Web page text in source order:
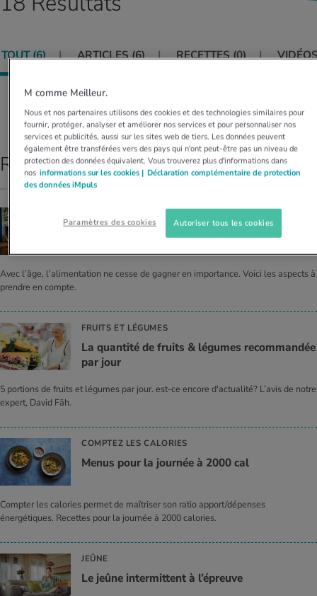
ACTUELS DANS LE DOMAINE ALIMENTATION
Calculateur d’IMC
Calculez votre besoin en calories
Calculer la consommation de calories
Course & Jogging
de relaxation
Travail et santé
Détente active
spécialisée
des femmes
ACTUELS DANS LE DOMAINE MÉDECINE
Réduire la tension artérielle
ACTUELS DANS LE DOMAINE SERVICE
TOUT (6) ARTICLES (6) RECETTES (0)
Classer par: PERTINENCE
Résultats principaux
LA SANTÉ DES SENIORS PASSE PAR L’ASSIETTE
Avec l’âge, l’alimentation ne cesse de gagner en importance. Voici les aspects à
prendre en compte.
FRUITS ET LÉGUMES
La quan­tité de fruits & légumes recom­man­dée
par jour
5 portions de fruits et légumes par jour. est-ce encore d'actualité? L’avis de notre
expert, David Fäh.
COMPTEZ LES CALORIES
Menus pour la jour­née à 2000 cal
Compter les calories permet de maîtriser son ratio apport/dépenses
énergétiques. Recettes pour la journée à 2000 calories.
JEÛNE
Le jeûne inter­mit­tent à l’épreuve
M comme Meilleur.
Nous et nos partenaires utilisons des cookies et des technologies similaires pour
fournir, protéger, analyser et améliorer nos services et pour personnaliser nos
services et publicités, aussi sur les sites web de tiers. Les données peuvent
également être transférées vers des pays qui n'ont peut-être pas un niveau de
protection des données équivalent. Vous trouverez plus d'informations dans
nos informations sur les cookies | Déclaration complémentaire de protection
des données iMpuls
Paramètres des cookies Autoriser tous les cookies